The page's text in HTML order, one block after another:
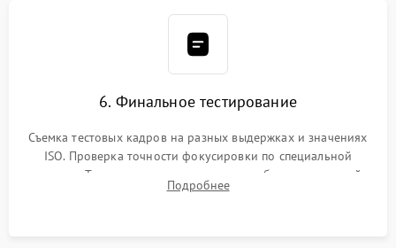
6. Финальное тестирование
Съемка тестовых кадров на разных выдержках и значениях
ISO. Проверка точности фокусировки по специальной
мишени. Тест записи на карту памяти, работы встроенной
вспышки, микрофона и всех кнопок управления.
Подробнее